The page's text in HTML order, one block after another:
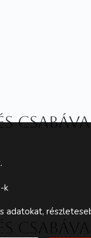
Csabával
k
adatokat,